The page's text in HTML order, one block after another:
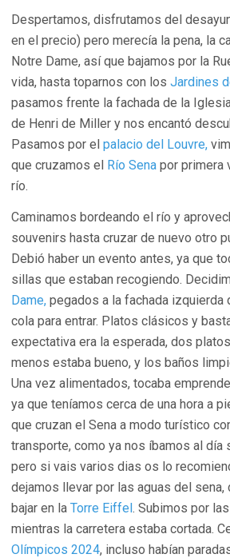
Despertamos, disfrutamos del
en el precio) pero merecía la pena, la
Notre Dame, así que bajamos por la
vida, hasta toparnos con los Jardines
pasamos frente la fachada de la
de Henri de Miller y nos encantó
Pasamos por el palacio del Louvre,
que cruzamos el Río Sena por primera
río.
Caminamos bordeando el río y
souvenirs hasta cruzar de nuevo otro
Debió haber un evento antes, ya que
sillas que estaban recogiendo.
Dame, pegados a la fachada izquierda
cola para entrar. Platos clásicos y
expectativa era la esperada, dos
menos estaba bueno, y los baños
Una vez alimentados, tocaba
ya que teníamos cerca de una hora a
que cruzan el Sena a modo turístico
transporte, como ya nos íbamos al
pero si vais varios dias os lo
dejamos llevar por las aguas del
bajar en la Torre Eiffel. Subimos por
mientras la carretera estaba cortada.
Olímpicos 2024, incluso habían